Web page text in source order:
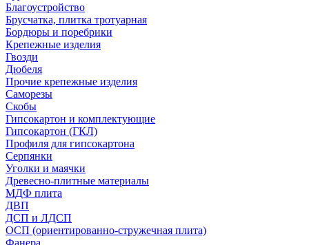
Благоустройство
Брусчатка, плитка тротуарная
Бордюры и поребрики
Крепежные изделия
Гвозди
Дюбеля
Прочие крепежные изделия
Саморезы
Скобы
Гипсокартон и комплектующие
Гипсокартон (ГКЛ)
Профиля для гипсокартона
Серпянки
Уголки и маячки
Древесно-плитные материалы
МДФ плита
ДВП
ДСП и ЛДСП
ОСП (ориентированно-стружечная плита)
Фанера